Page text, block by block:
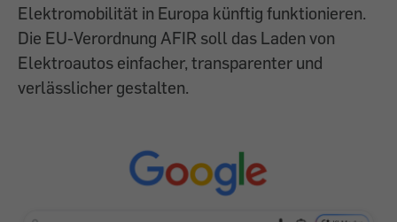
Elektromobilität in Europa künftig funktionieren.
Die EU-Verordnung AFIR soll das Laden von
Elektroautos einfacher, transparenter und
verlässlicher gestalten.